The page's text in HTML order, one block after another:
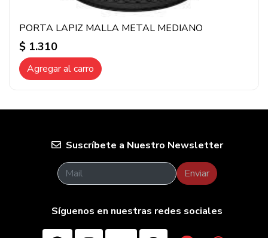
PORTA LAPIZ MALLA METAL MEDIANO
$ 1.310
Agregar al carro
Suscríbete a Nuestro Newsletter
Enviar
Síguenos en nuestras redes sociales